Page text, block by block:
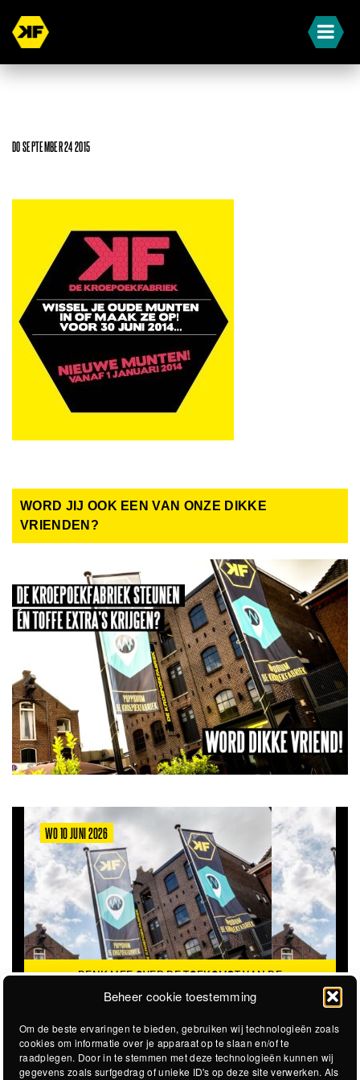
Beheer cookie toestemming
Om de beste ervaringen te bieden, gebruiken wij technologieën zoals
cookies om informatie over je apparaat op te slaan en/of te
raadplegen. Door in te stemmen met deze technologieën kunnen wij
gegevens zoals surfgedrag of unieke ID's op deze site verwerken. Als
DO SEPTEMBER 24 2015
WORD JIJ OOK EEN VAN ONZE DIKKE
VRIENDEN?
WO 10 JUNI 2026
DENK MEE OVER DE TOEKOMST VAN DE
KROEPOEKFABRIEK